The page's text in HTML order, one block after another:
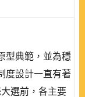
型典範，並為穩
度設計一直有著
選前，各主要